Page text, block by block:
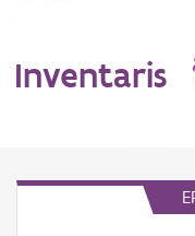
Inventaris